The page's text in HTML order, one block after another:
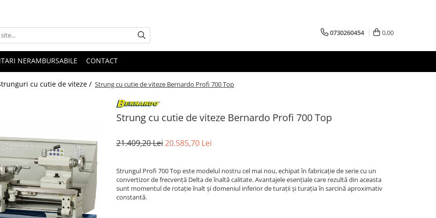
0730260454 0,00
NERAMBURSABILE CONTACT
cu cutie de viteze / Strung cu cutie de viteze Bernardo Profi 700 Top
Strung cu cutie de viteze Bernardo Profi 700 Top
21.409,20 Lei20.585,70 Lei
Strungul Profi 700 Top este modelul nostru cel mai nou, echipat în fabricaţie de serie cu un
convertizor de frecvenţă Delta de înaltă calitate. Avantajele esenţiale care rezultă din aceasta
sunt momentul de rotaţie înalt şi domeniul inferior de turaţii şi turaţia în sarcină aproximativ
constantă.